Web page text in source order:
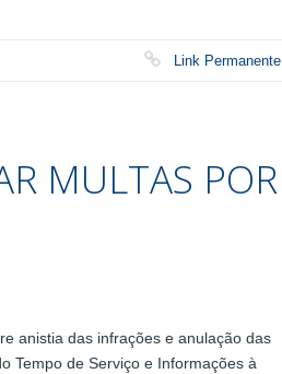
Link Permanente
MULTAS POR
anistia das infrações e anulação das
Tempo de Serviço e Informações à